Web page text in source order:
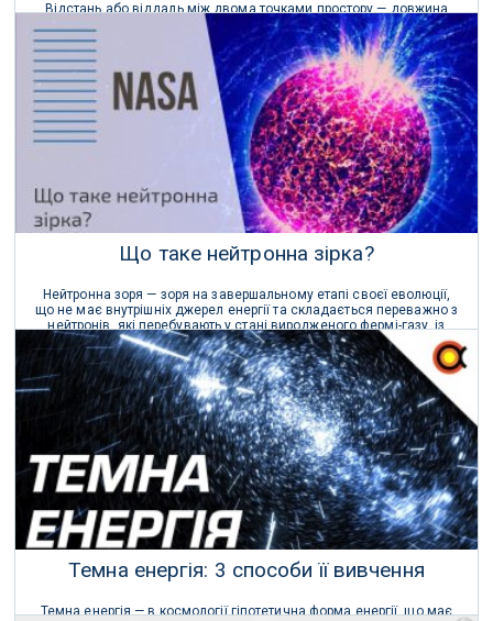
Відстань або віддаль між двома точками простору — довжина
уявного відрізка прямої, що сполучає ці точки.
16 Травня 2020 р.
Що таке нейтронна зірка?
Нейтронна зоря — зоря на завершальному етапі своєї еволюції,
що не має внутрішніх джерел енергії та складається переважно з
нейтронів, які перебувають у стані виродженого фермі-газу, із
невеликою домішкою інших частинок.
09 Квітня 2020 р.
Темна енергія: 3 способи її вивчення
Темна енергія — в космології гіпотетична форма енергії, що має